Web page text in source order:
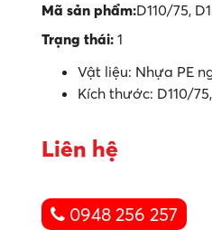
Mã sản phẩm:D110/75,
Trạng thái: 1
Vật liệu: Nhựa PE
Kích thước: D110/
Liên hệ
0948 256 257